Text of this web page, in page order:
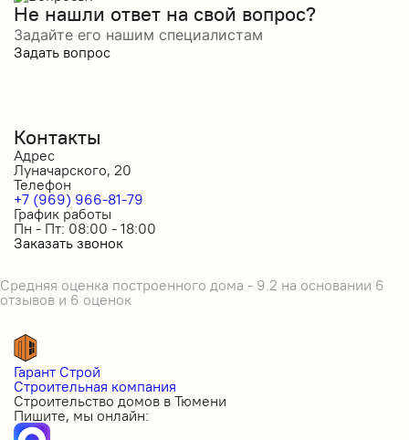
Не нашли ответ на свой вопрос?
Задайте его нашим специалистам
Задать вопрос
Контакты
Адрес
Луначарского, 20
Телефон
+7 (969) 966-81-79
График работы
Пн - Пт: 08:00 - 18:00
Заказать звонок
Средняя оценка построенного дома - 9.2 на основании 6
отзывов и 6 оценок
Гарант Строй
Строительная компания
Строительство домов в Тюмени
Пишите, мы онлайн: